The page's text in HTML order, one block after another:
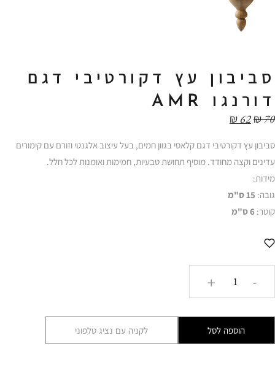
סביבון עץ דקורטיבי דגם
דורנגו AMR
₪70
₪62
סביבון עץ דקורטיבי דגם קלאסי בגוון חמים, בעל עיצוב אלגנטי וזורם עם קימורים
עדינים וקצה מחודד. מוסיף תחושת טבעיות, חמימות ואומנות לכל חלל.
מידות:
גובה: 15 ס"מ
קוטר: 6 ס"מ
-
+
הוספה לסל לקניה עם נציג טלפוני